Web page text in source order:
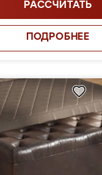
РАССЧИТАТЬ
ПОДРОБНЕЕ